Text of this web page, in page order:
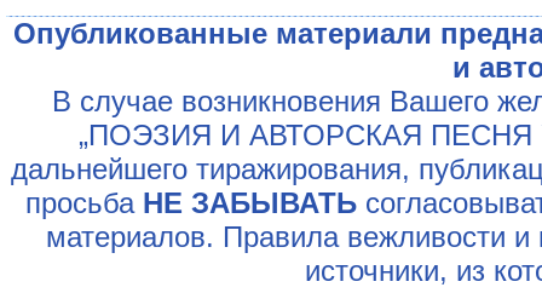
Опубликованные материали
и
В случае возникновения Вашего
„ПОЭЗИЯ И АВТОРСКАЯ ПЕСНЯ
дальнейшего тиражирования,
просьба НЕ ЗАБЫВАТЬ
материалов. Правила вежливости и
источники, из